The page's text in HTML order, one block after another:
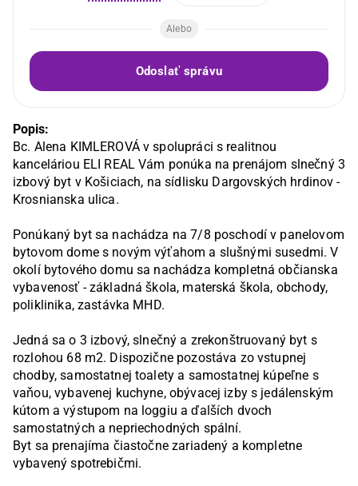
Alebo
Odoslať správu
Popis:
Bc. Alena KIMLEROVÁ v spolupráci s realitnou
kanceláriou ELI REAL Vám ponúka na prenájom slnečný 3
izbový byt v Košiciach, na sídlisku Dargovských hrdinov -
Krosnianska ulica.
Ponúkaný byt sa nachádza na 7/8 poschodí v panelovom
bytovom dome s novým výťahom a slušnými susedmi. V
okolí bytového domu sa nachádza kompletná občianska
vybavenosť - základná škola, materská škola, obchody,
poliklinika, zastávka MHD.
Jedná sa o 3 izbový, slnečný a zrekonštruovaný byt s
rozlohou 68 m2. Dispozične pozostáva zo vstupnej
chodby, samostatnej toalety a samostatnej kúpeľne s
vaňou, vybavenej kuchyne, obývacej izby s jedálenským
kútom a výstupom na loggiu a ďalších dvoch
samostatných a nepriechodných spální.
Byt sa prenajíma čiastočne zariadený a kompletne
vybavený spotrebičmi.